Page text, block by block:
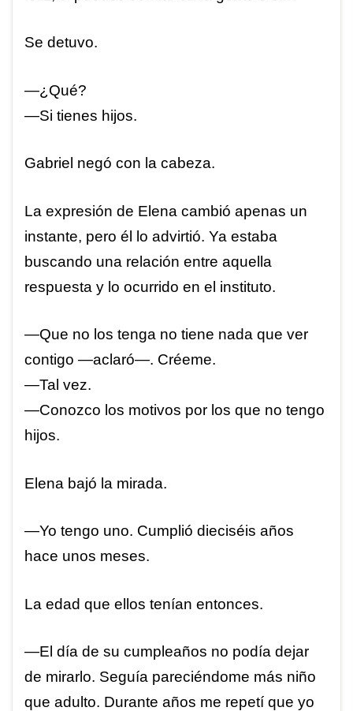
Se detuvo.
—¿Qué?
—Si tienes hijos.
Gabriel negó con la cabeza.
La expresión de Elena cambió apenas un
instante, pero él lo advirtió. Ya estaba
buscando una relación entre aquella
respuesta y lo ocurrido en el instituto.
—Que no los tenga no tiene nada que ver
contigo —aclaró—. Créeme.
—Tal vez.
—Conozco los motivos por los que no tengo
hijos.
Elena bajó la mirada.
—Yo tengo uno. Cumplió dieciséis años
hace unos meses.
La edad que ellos tenían entonces.
—El día de su cumpleaños no podía dejar
de mirarlo. Seguía pareciéndome más niño
que adulto. Durante años me repetí que yo